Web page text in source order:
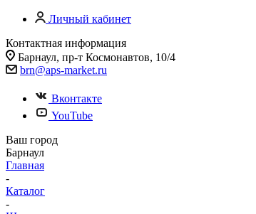
Личный кабинет
Контактная информация
Барнаул, пр-т Космонавтов, 10/4
brn@aps-market.ru
Вконтакте
YouTube
Ваш город
Барнаул
Главная
-
Каталог
-